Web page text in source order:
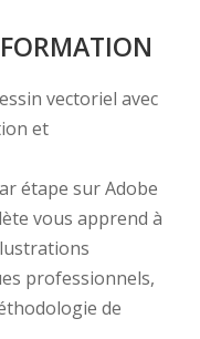
vectoriel avec
et
étape sur Adobe
vous apprend à
professionnels,
de